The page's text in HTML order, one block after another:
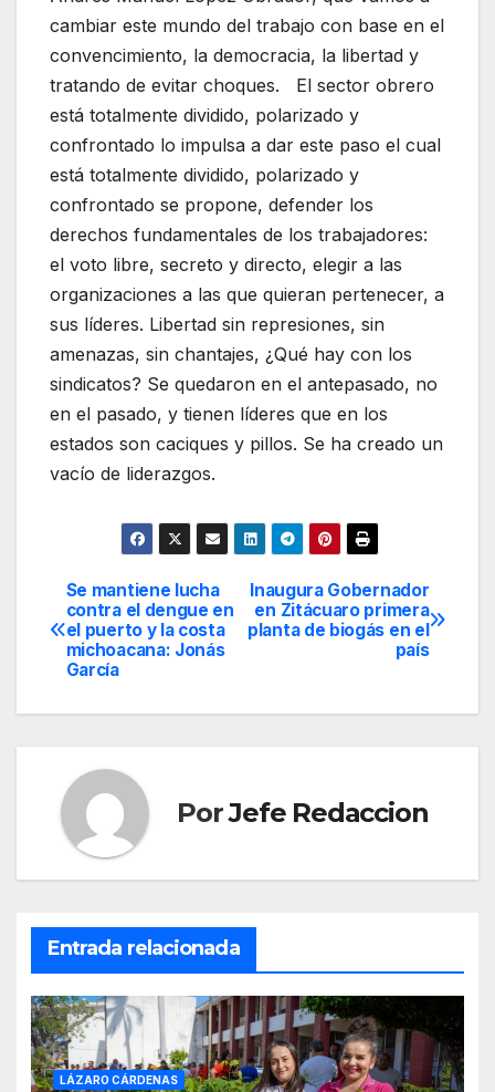
cambiar este mundo del trabajo con base en el
convencimiento, la democracia, la libertad y
tratando de evitar choques. El sector obrero
está totalmente dividido, polarizado y
confrontado lo impulsa a dar este paso el cual
está totalmente dividido, polarizado y
confrontado se propone, defender los
derechos fundamentales de los trabajadores:
el voto libre, secreto y directo, elegir a las
organizaciones a las que quieran pertenecer, a
sus líderes. Libertad sin represiones, sin
amenazas, sin chantajes, ¿Qué hay con los
sindicatos? Se quedaron en el antepasado, no
en el pasado, y tienen líderes que en los
estados son caciques y pillos. Se ha creado un
vacío de liderazgos.
Navegación
de
Inaugura Gobernador
en Zitácuaro primera
planta de biogás en el
país
Se mantiene lucha
contra el dengue en
el puerto y la costa
michoacana: Jonás
García
PorJefe Redaccion
Entrada relacionada
LÁZARO CÁRDENAS